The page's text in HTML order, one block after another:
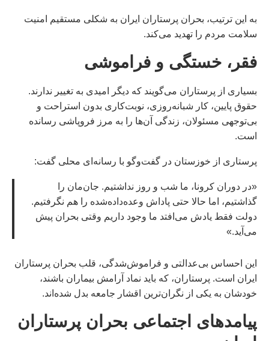
به این ترتیب، بحران پرستاران ایران به شکلی مستقیم امنیت
سلامت مردم را تهدید می‌کند.
فقر، خستگی و فراموشی
بسیاری از پرستاران می‌گویند که دیگر امیدی به تغییر ندارند.
حقوق پایین، کار شبانه‌روزی، نوبت‌کاری بدون استراحت و
بی‌توجهی مسئولان، زندگی آن‌ها را به مرز فروپاشی رسانده
است.
پرستاری از خوزستان در گفت‌وگو با رسانه‌ای محلی گفت:
«در دوران کرونا، ما شب و روز نداشتیم. جان‌مان را
گذاشتیم، اما حالا حتی پاداش وعده‌داده‌شده را هم نگرفتیم.
دولت فقط یادش می‌افتد ما وجود داریم وقتی بحران پیش
می‌آید.»
این احساس بی‌عدالتی و فراموش‌شدگی، قلب بحران پرستاران
ایران است. پرستاران، که باید نماد آرامش بیماران باشند،
خودشان به یکی از نگران‌ترین اقشار جامعه بدل شده‌اند.
پیامدهای اجتماعی بحران پرستاران